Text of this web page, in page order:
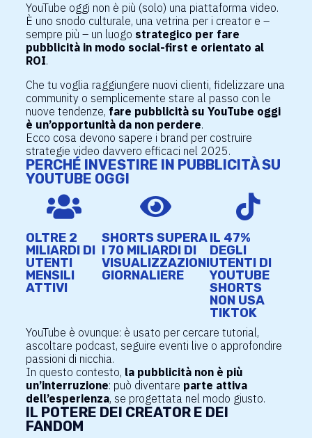
YouTube oggi non è più (solo) una piattaforma video.
È uno snodo culturale, una vetrina per i creator e –
sempre più – un luogo strategico per fare
pubblicità in modo social-first e orientato al
ROI.
Che tu voglia raggiungere nuovi clienti, fidelizzare una
community o semplicemente stare al passo con le
nuove tendenze, fare pubblicità su YouTube oggi
è un’opportunità da non perdere.
Ecco cosa devono sapere i brand per costruire
strategie video davvero efficaci nel 2025.
PERCHÉ INVESTIRE IN PUBBLICITÀ SU
YOUTUBE OGGI

OLTRE 2
MILIARDI DI
UTENTI
MENSILI
ATTIVI

SHORTS SUPERA
I 70 MILIARDI DI
VISUALIZZAZIONI
GIORNALIERE

IL 47%
DEGLI
UTENTI DI
YOUTUBE
SHORTS
NON USA
TIKTOK
YouTube è ovunque: è usato per cercare tutorial,
ascoltare podcast, seguire eventi live o approfondire
passioni di nicchia.
In questo contesto, la pubblicità non è più
un’interruzione: può diventare parte attiva
dell’esperienza, se progettata nel modo giusto.
IL POTERE DEI CREATOR E DEI
FANDOM